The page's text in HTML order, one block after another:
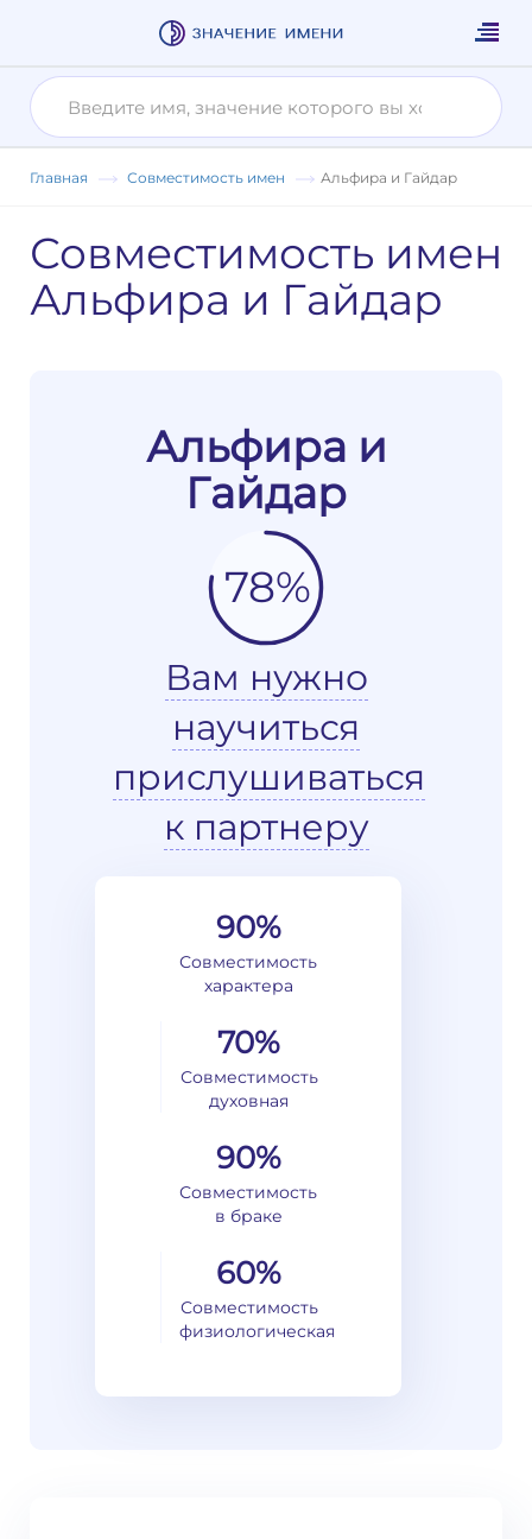
Главная Совместимость имен Альфира и Гайдар
Совместимость имен
Альфира и Гайдар
Альфира и
Гайдар
78%
Вам нужно
научиться
прислушиваться
к партнеру
90%
Совместимость
характера
70%
Совместимость
духовная
90%
Совместимость
в браке
60%
Совместимость
физиологическая